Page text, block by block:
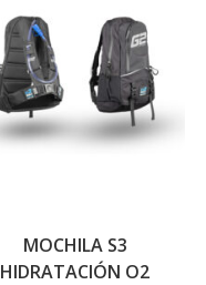
MOCHILA S3
HIDRATACIÓN O2